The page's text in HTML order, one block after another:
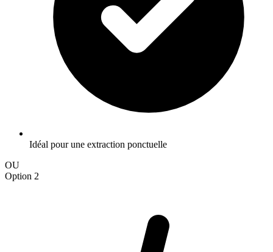
Idéal pour une extraction ponctuelle
OU
Option 2